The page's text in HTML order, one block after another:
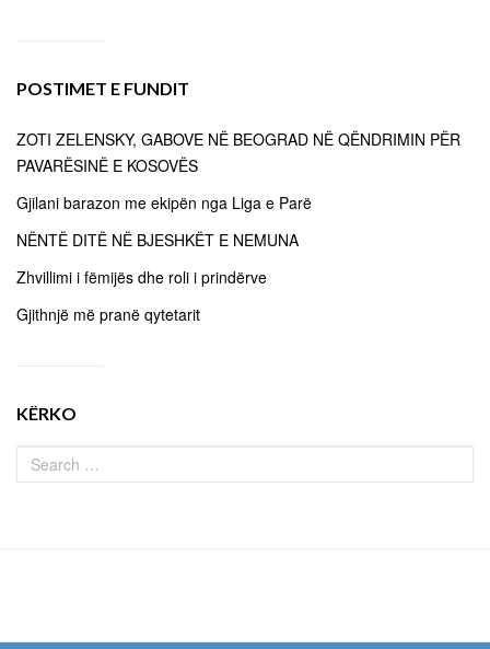
POSTIMET E FUNDIT
ZOTI ZELENSKY, GABOVE NË BEOGRAD NË QËNDRIMIN PËR
PAVARËSINË E KOSOVËS
Gjilani barazon me ekipën nga Liga e Parë
NËNTË DITË NË BJESHKËT E NEMUNA
Zhvillimi i fëmijës dhe roli i prindërve
Gjithnjë më pranë qytetarit
KËRKO